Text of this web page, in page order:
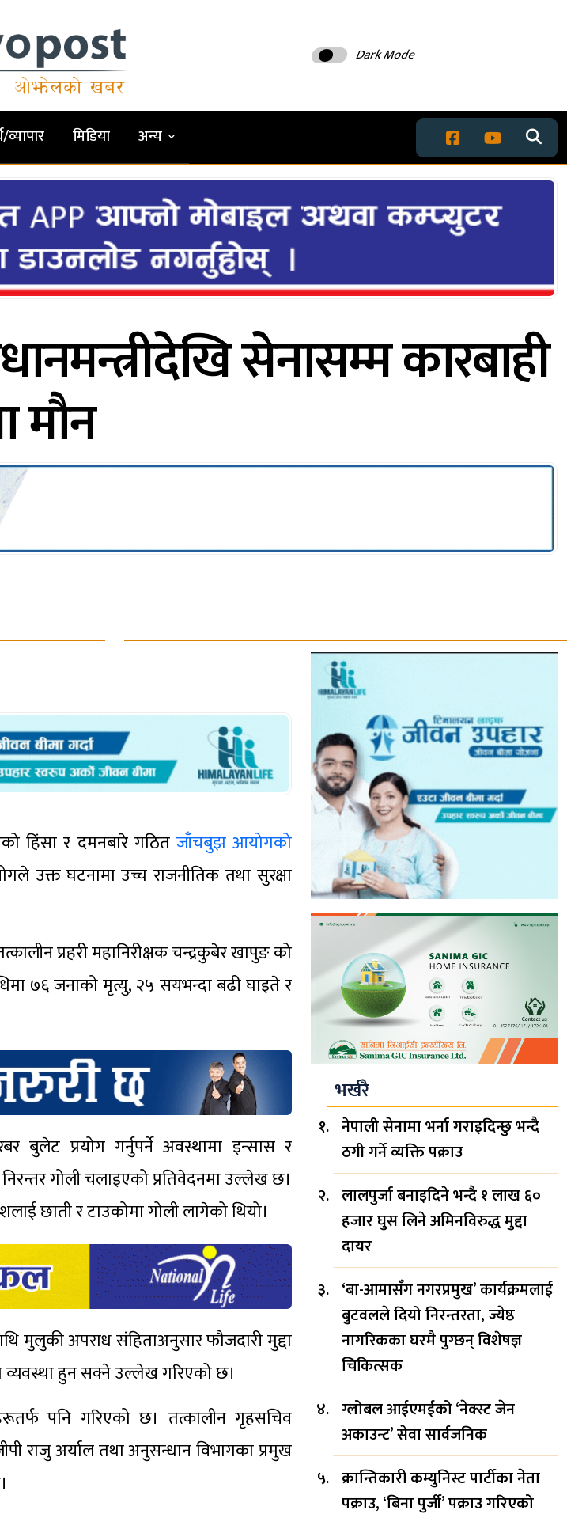
Dark Mode
व्यापार मिडिया अन्य
सेनासम्म कारबाही
मौन
हिंसा र दमनबारे गठित जाँचबुझ आयोगको
उक्त घटनामा उच्च राजनीतिक तथा सुरक्षा
प्रहरी महानिरीक्षक चन्द्रकुबेर खापुङ को
७६ जनाको मृत्यु, २५ सयभन्दा बढी घाइते र
बुलेट प्रयोग गर्नुपर्ने अवस्थामा इन्सास र
गोली चलाइएको प्रतिवेदनमा उल्लेख छ।
छाती र टाउकोमा गोली लागेको थियो।
मुलुकी अपराध संहिताअनुसार फौजदारी मुद्दा
व्यवस्था हुन सक्ने उल्लेख गरिएको छ।
पनि गरिएको छ। तत्कालीन गृहसचिव
राजु अर्याल तथा अनुसन्धान विभागका प्रमुख
भर्खरै
नेपाली सेनामा भर्ना गराइदिन्छु भन्दै
ठगी गर्ने व्यक्ति पक्राउ
लालपुर्जा बनाइदिने भन्दै १ लाख ६०
हजार घुस लिने अमिनविरुद्ध मुद्दा
दायर
‘बा-आमासँग नगरप्रमुख’ कार्यक्रमलाई
बुटवलले दियो निरन्तरता, ज्येष्ठ
नागरिकका घरमै पुग्छन् विशेषज्ञ
चिकित्सक
ग्लोबल आईएमईको ‘नेक्स्ट जेन
अकाउन्ट’ सेवा सार्वजनिक
क्रान्तिकारी कम्युनिस्ट पार्टीका नेता
पक्राउ, ‘बिना पुर्जी’ पक्राउ गरिएको